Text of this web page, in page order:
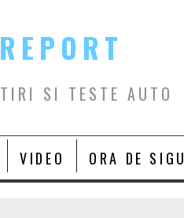
SI TESTE AUTO
VIDEO ORA DE